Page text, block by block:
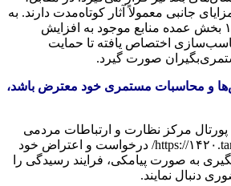
جانبی معمولاً آثار کوتاه‌مدت دارند. به
همین دلیل در سال ۱۴۰۵ بخش عمده منابع موجود به افزایش
اختصاص یافته تا حمایت
صورت گیرد.
و محاسبات مستمری خود معترض باشد،
مرکز نظارت و ارتباطات مردمی
سازمان به نشانی https://۱۴۲۰.tamin.ir/ درخواست و اعتراض خود
به صورت پیامکی، فرایند رسیدگی را
دنبال نمایند.